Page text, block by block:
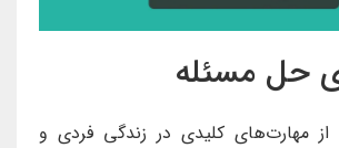
حل مسئله
مهارت‌های کلیدی در زندگی فردی و